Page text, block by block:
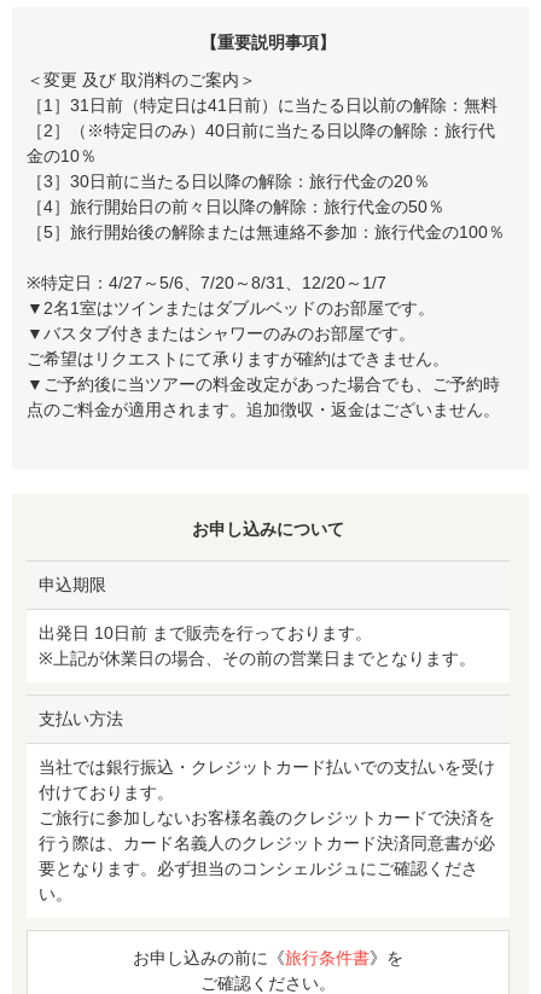
【重要説明事項】
＜変更 及び 取消料のご案内＞
［1］31日前（特定日は41日前）に当たる日以前の解除：無料
［2］（※特定日のみ）40日前に当たる日以降の解除：旅行代
金の10％
［3］30日前に当たる日以降の解除：旅行代金の20％
［4］旅行開始日の前々日以降の解除：旅行代金の50％
［5］旅行開始後の解除または無連絡不参加：旅行代金の100％
※特定日：4/27～5/6、7/20～8/31、12/20～1/7
▼2名1室はツインまたはダブルベッドのお部屋です。
▼バスタブ付きまたはシャワーのみのお部屋です。
ご希望はリクエストにて承りますが確約はできません。
▼ご予約後に当ツアーの料金改定があった場合でも、ご予約時
点のご料金が適用されます。追加徴収・返金はございません。
お申し込みについて
申込期限
出発日 10日前 まで販売を行っております。
※上記が休業日の場合、その前の営業日までとなります。
支払い方法
当社では銀行振込・クレジットカード払いでの支払いを受け
付けております。
ご旅行に参加しないお客様名義のクレジットカードで決済を
行う際は、カード名義人のクレジットカード決済同意書が必
要となります。必ず担当のコンシェルジュにご確認くださ
い。
お申し込みの前に《旅行条件書》を
ご確認ください。